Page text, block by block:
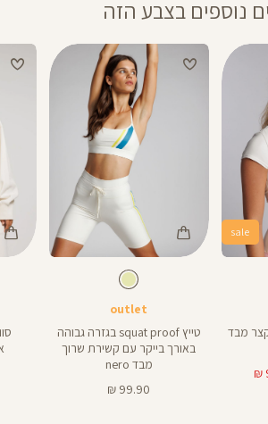
נוספים בצבע הזה
sale
מבד
צבע
שמנת
outlet
טייץ squat proof בגזרה גבוהה
באורך בייקר עם קשירת שרוך
מבד nero
מחיר
99.90 ₪